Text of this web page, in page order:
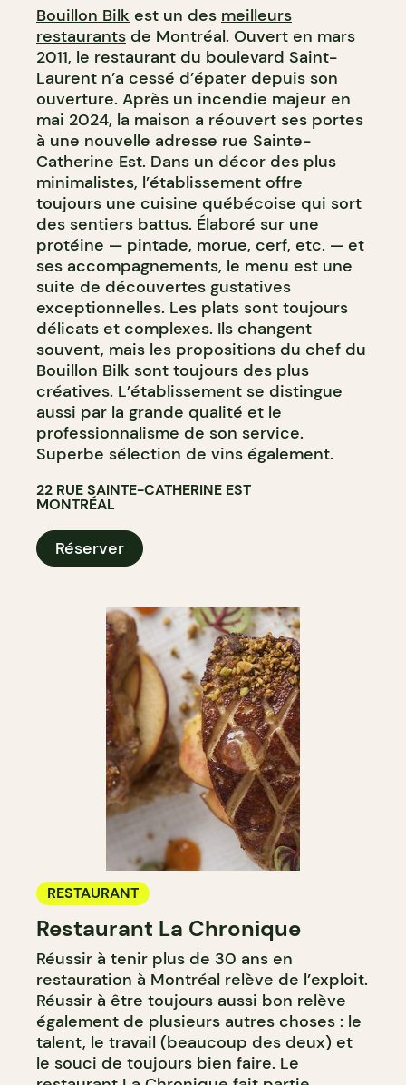
Bouillon Bilk est un des meilleurs
restaurants de Montréal. Ouvert en mars
2011, le restaurant du boulevard Saint-
Laurent n’a cessé d’épater depuis son
ouverture. Après un incendie majeur en
mai 2024, la maison a réouvert ses portes
à une nouvelle adresse rue Sainte-
Catherine Est. Dans un décor des plus
minimalistes, l’établissement offre
toujours une cuisine québécoise qui sort
des sentiers battus. Élaboré sur une
protéine — pintade, morue, cerf, etc. — et
ses accompagnements, le menu est une
suite de découvertes gustatives
exceptionnelles. Les plats sont toujours
délicats et complexes. Ils changent
souvent, mais les propositions du chef du
Bouillon Bilk sont toujours des plus
créatives. L’établissement se distingue
aussi par la grande qualité et le
professionnalisme de son service.
Superbe sélection de vins également.
22 RUE SAINTE-CATHERINE EST
MONTRÉAL
Réserver
RESTAURANT
Restaurant La Chronique
Réussir à tenir plus de 30 ans en
restauration à Montréal relève de l’exploit.
Réussir à être toujours aussi bon relève
également de plusieurs autres choses : le
talent, le travail (beaucoup des deux) et
le souci de toujours bien faire. Le